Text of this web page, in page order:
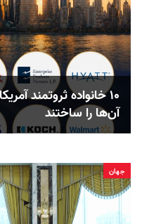
۱۰ خانواده ثروتمند
آن‌ها را ساختند
جهان